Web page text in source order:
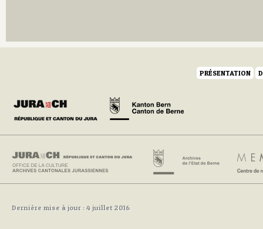
S
Y
Z
PRÉSENTATION
Dernière mise à jour : 4 juillet 2016